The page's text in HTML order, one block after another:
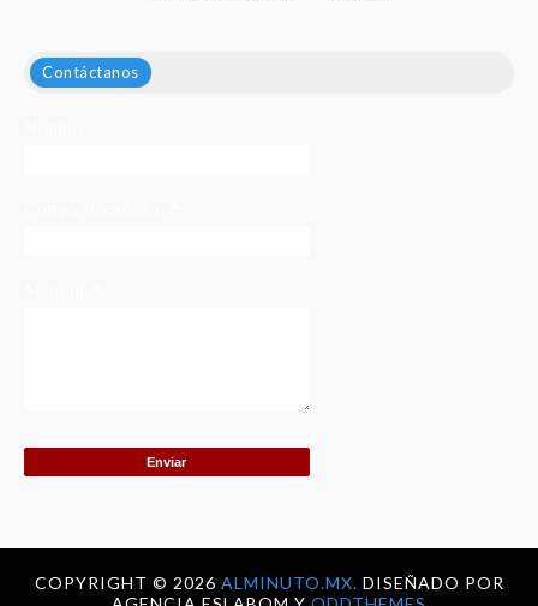
Contáctanos
COPYRIGHT © 2026 ALMINUTO.MX. DISEÑADO POR